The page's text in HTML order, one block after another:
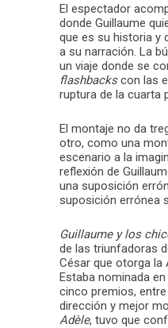
El espectador
donde Guillaume
que es su historia y
a su narración. La
un viaje donde se
flashbackscon las
ruptura de la cuarta
El montaje no da
otro, como una
escenario a la
reflexión de
una suposición
suposición errónea
Guillaume y los
de las triunfadoras
César que otorga la
Estaba nominada
cinco premios,
dirección y mejor
Adèle, tuvo que